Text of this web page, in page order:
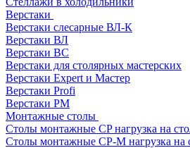
Верстаки
Верстаки слесарные ВЛ-К
Верстаки ВЛ
Верстаки ВС
Верстаки для столярных мастерских
Верстаки Expert и Мастер
Верстаки Profi
Верстаки РМ
Монтажные столы
Столы монтажные СP нагрузка на
Столы монтажные СР-М нагрузка на